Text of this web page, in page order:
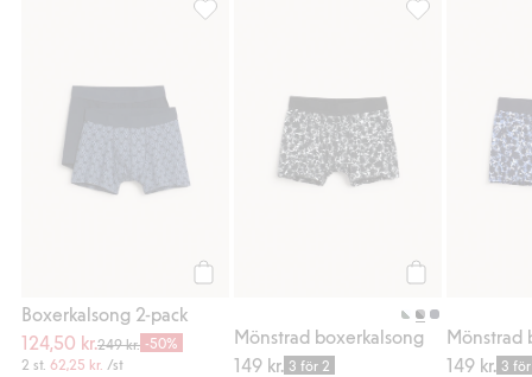
Boxerkalsong 2-pack
124,50 kr.249 kr. -50%
2 st. 62,25 kr. /st
Mönstrad boxerkalsong
149 kr. 3 för 2
Mönstrad
149 kr. 3